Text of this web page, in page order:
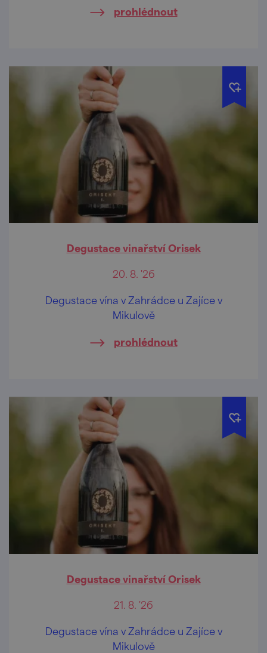
prohlédnout
Degustace vinařství Orisek
20. 8. '26
Degustace vína v Zahrádce u Zajíce v
Mikulově
prohlédnout
Degustace vinařství Orisek
21. 8. '26
Degustace vína v Zahrádce u Zajíce v
Mikulově